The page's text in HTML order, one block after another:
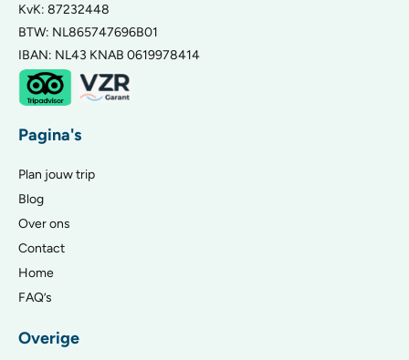
KvK: 87232448
BTW: NL865747696B01
IBAN: NL43 KNAB 0619978414
Pagina's
Plan jouw trip
Blog
Over ons
Contact
Home
FAQ’s
Overige